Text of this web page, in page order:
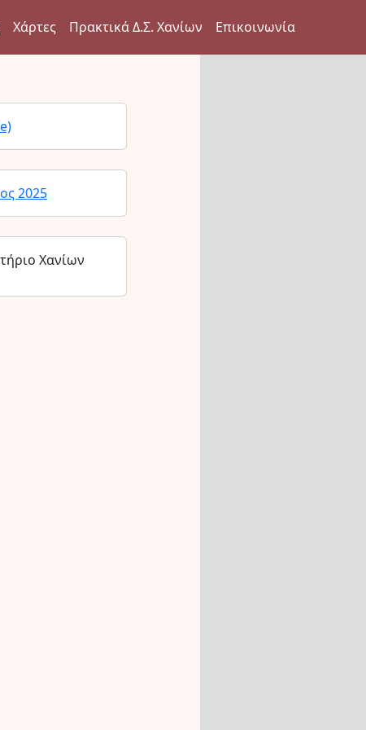
Χάρτες Πρακτικά Δ.Σ. Χανίων Επικοινωνία
2025
Χανίων